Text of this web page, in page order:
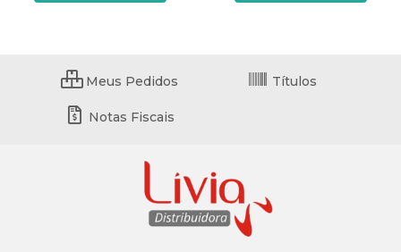
Meus Pedidos Títulos
Notas Fiscais